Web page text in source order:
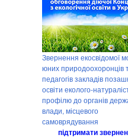
Звернення екосвідомої
юних природоохоронців
педагогів закладів
освіти еколого-
профілю до органів
влади, місцевого
самоврядування
підтримати